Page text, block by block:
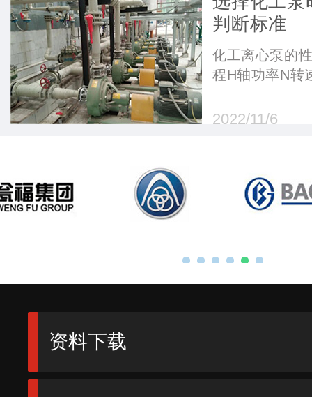
判断标准
化工离心泵的
程H轴功率N转
2022/11/6
资料下载